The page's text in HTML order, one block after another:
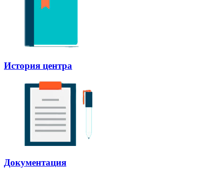
История центра
Документация